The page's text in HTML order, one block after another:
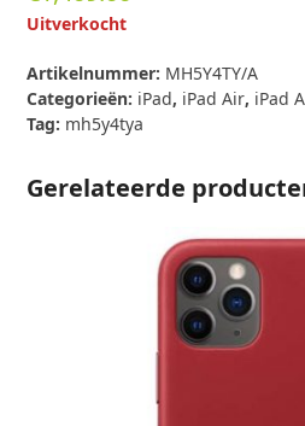
Uitverkocht
Artikelnummer: MH5Y4TY/A
Categorieën: iPad, iPad Air, iPad
Tag: mh5y4tya
Gerelateerde